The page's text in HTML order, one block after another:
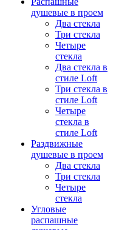
душевые в проем
Два стекла
Три стекла
Четыре
стекла
Два стекла в
стиле Loft
Три стекла в
стиле Loft
Четыре
стекла в
стиле Loft
Раздвижные
душевые в проем
Два стекла
Три стекла
Четыре
стекла
Угловые
распашные